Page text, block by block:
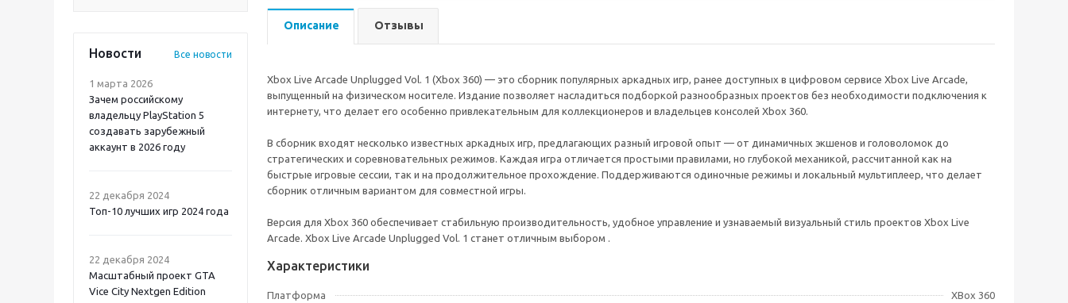
Новости Все новости
1 марта 2026
Зачем российскому
владельцу PlayStation 5
создавать зарубежный
аккаунт в 2026 году
22 декабря 2024
Топ-10 лучших игр 2024 года
22 декабря 2024
Масштабный проект GTA
Vice City Nextgen Edition
Описание Отзывы
Xbox Live Arcade Unplugged Vol. 1 (Xbox 360) — это сборник популярных аркадных игр, ранее доступных в цифровом сервисе Xbox Live Arcade,
выпущенный на физическом носителе. Издание позволяет насладиться подборкой разнообразных проектов без необходимости подключения к
интернету, что делает его особенно привлекательным для коллекционеров и владельцев консолей Xbox 360.
В сборник входят несколько известных аркадных игр, предлагающих разный игровой опыт — от динамичных экшенов и головоломок до
стратегических и соревновательных режимов. Каждая игра отличается простыми правилами, но глубокой механикой, рассчитанной как на
быстрые игровые сессии, так и на продолжительное прохождение. Поддерживаются одиночные режимы и локальный мультиплеер, что делает
сборник отличным вариантом для совместной игры.
Версия для Xbox 360 обеспечивает стабильную производительность, удобное управление и узнаваемый визуальный стиль проектов Xbox Live
Arcade. Xbox Live Arcade Unplugged Vol. 1 станет отличным выбором .
Характеристики
Платформа XBox 360